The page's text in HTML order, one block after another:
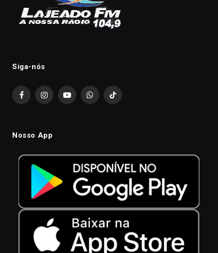
Siga-nós
FacebookInstagramYouTubeWhatsAppTikTok
Nosso App